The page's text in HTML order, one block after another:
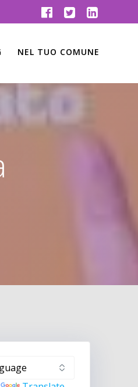
NEL TUO COMUNE